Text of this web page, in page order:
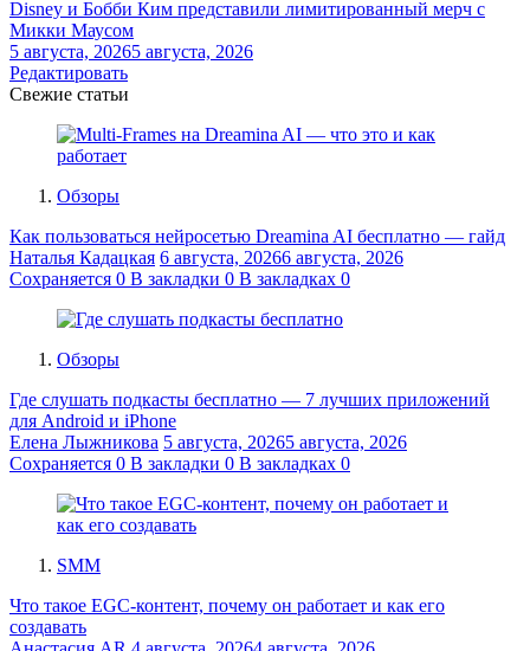
Disney и Бобби Ким представили лимитированный мерч с
Микки Маусом
5 августа, 20265 августа, 2026
Редактировать
Свежие статьи
Обзоры
Как пользоваться нейросетью Dreamina AI бесплатно — гайд
Наталья Кадацкая 6 августа, 20266 августа, 2026
Сохраняется 0 В закладки 0 В закладках 0
Обзоры
Где слушать подкасты бесплатно — 7 лучших приложений
для Android и iPhone
Елена Лыжникова 5 августа, 20265 августа, 2026
Сохраняется 0 В закладки 0 В закладках 0
SMM
Что такое EGC-контент, почему он работает и как его
создавать